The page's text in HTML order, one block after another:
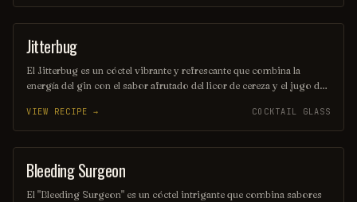
rodaja de naranja como decoración.
COCKTAIL
Jitterbug
El Jitterbug es un cóctel vibrante y refrescante que combina la
energía del gin con el sabor afrutado del licor de cereza y el jugo de
perfecto para aquellos que buscan un toque de diversión en su
bebida. ¡Disfruta de su sabor único y animado en cualquier ocasión!
VIEW RECIPE → COCKTAIL GLASS
SOFT DRINK
Bleeding Surgeon
El "Bleeding Surgeon" es un cóctel intrigante que combina sabores